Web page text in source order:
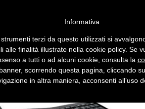
Curve Keyboard 3000
più curva per salvaguardare i
lunghe sessioni di lavoro.
Informativa
terzi da questo utilizzati si
alle finalità illustrate nella cookie policy. Se
a tutti o ad alcuni cookie, consulta la
scorrendo questa pagina, cliccando
in altra maniera, acconsenti all’uso